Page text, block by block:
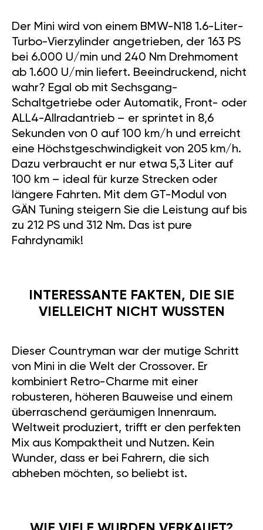
Der Mini wird von einem BMW-N18 1.6-Liter-
Turbo-Vierzylinder angetrieben, der 163 PS
bei 6.000 U/min und 240 Nm Drehmoment
ab 1.600 U/min liefert. Beeindruckend, nicht
wahr? Egal ob mit Sechsgang-
Schaltgetriebe oder Automatik, Front- oder
ALL4-Allradantrieb – er sprintet in 8,6
Sekunden von 0 auf 100 km/h und erreicht
eine Höchstgeschwindigkeit von 205 km/h.
Dazu verbraucht er nur etwa 5,3 Liter auf
100 km – ideal für kurze Strecken oder
längere Fahrten. Mit dem GT-Modul von
GÄN Tuning steigern Sie die Leistung auf bis
zu 212 PS und 312 Nm. Das ist pure
Fahrdynamik!
INTERESSANTE FAKTEN, DIE SIE
VIELLEICHT NICHT WUSSTEN
Dieser Countryman war der mutige Schritt
von Mini in die Welt der Crossover. Er
kombiniert Retro-Charme mit einer
robusteren, höheren Bauweise und einem
überraschend geräumigen Innenraum.
Weltweit produziert, trifft er den perfekten
Mix aus Kompaktheit und Nutzen. Kein
Wunder, dass er bei Fahrern, die sich
abheben möchten, so beliebt ist.